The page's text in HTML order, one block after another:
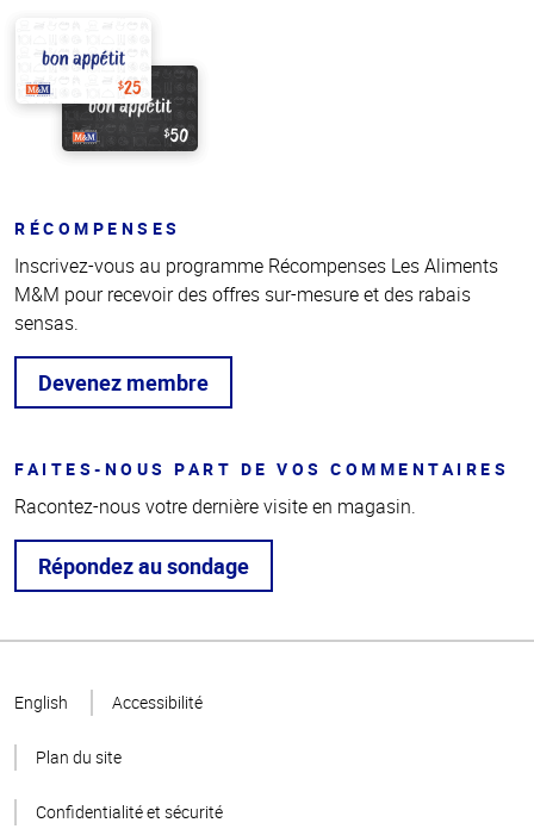
RÉCOMPENSES
Inscrivez-vous au programme Récompenses Les Aliments
M&M pour recevoir des offres sur-mesure et des rabais
sensas.
Devenez membre
FAITES-NOUS PART DE VOS COMMENTAIRES
Racontez-nous votre dernière visite en magasin.
Répondez au sondage
page
English Accessibilité
Plan du site
Confidentialité et sécurité